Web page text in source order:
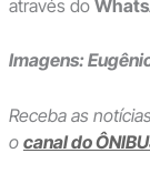
através do
Imagens:
Receba as
o canal do